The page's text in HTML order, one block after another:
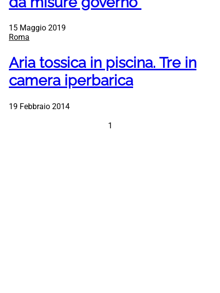
15 Maggio 2019
Roma
Aria tossica in piscina. Tre in
camera iperbarica
19 Febbraio 2014
1